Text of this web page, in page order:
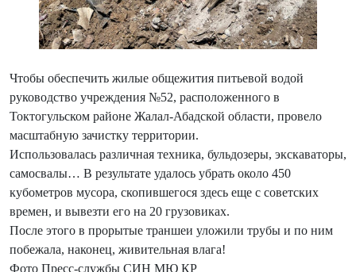
Чтобы обеспечить жилые общежития питьевой водой
руководство учреждения №52, расположенного в
Токтогульском районе Жалал-Абадской области, провело
масштабную зачистку территории.
Использовалась различная техника, бульдозеры, экскаваторы,
самосвалы… В результате удалось убрать около 450
кубометров мусора, скопившегося здесь еще с советских
времен, и вывезти его на 20 грузовиках.
После этого в прорытые траншеи уложили трубы и по ним
побежала, наконец, живительная влага!